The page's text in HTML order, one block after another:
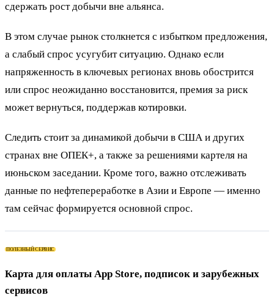
сдержать рост добычи вне альянса.
В этом случае рынок столкнется с избытком предложения,
а слабый спрос усугубит ситуацию. Однако если
напряженность в ключевых регионах вновь обострится
или спрос неожиданно восстановится, премия за риск
может вернуться, поддержав котировки.
Следить стоит за динамикой добычи в США и других
странах вне ОПЕК+, а также за решениями картеля на
июньском заседании. Кроме того, важно отслеживать
данные по нефтепереработке в Азии и Европе — именно
там сейчас формируется основной спрос.
ПОЛЕЗНЫЙ СЕРВИС
Карта для оплаты App Store, подписок и зарубежных
сервисов